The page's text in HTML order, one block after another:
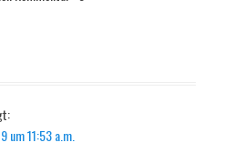
um 11:53 a.m.